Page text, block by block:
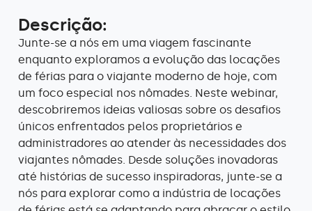
Descrição:
Junte-se a nós em uma viagem fascinante
enquanto exploramos a evolução das locações
de férias para o viajante moderno de hoje, com
um foco especial nos nômades. Neste webinar,
descobriremos ideias valiosas sobre os desafios
únicos enfrentados pelos proprietários e
administradores ao atender às necessidades dos
viajantes nômades. Desde soluções inovadoras
até histórias de sucesso inspiradoras, junte-se a
nós para explorar como a indústria de locações